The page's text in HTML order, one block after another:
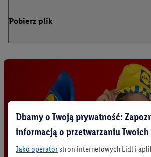
Pobierz plik
Dbamy o Twoją prywatność:
informacją o przetwarzaniu
Jako operatorstron internetowych Lidl i